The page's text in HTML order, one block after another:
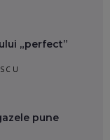
„perfect”
pune